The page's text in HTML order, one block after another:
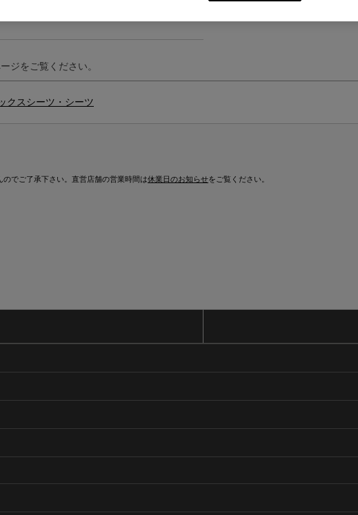
ジをご覧ください。
クスシーツ・シーツ
のでご了承下さい。直営店舗の営業時間は休業日のお知らせをご覧ください。